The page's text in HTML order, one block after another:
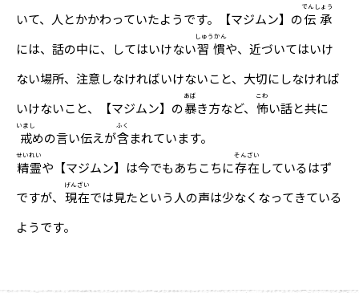
いて、人とかかわっていたようです。【マジムン】の伝承
でんしょう
には、話の中に、してはいけない習慣
しゅうかん
や、近づいてはいけ
ない場所、注意しなければいけないこと、大切にしなければ
いけないこと、【マジムン】の暴
あば
き方など、 怖
こわ
い話と共に
戒
いまし
めの言い伝えが含
ふく
まれています。
精霊
せいれい
や【マジムン】は今でもあちこちに存在
そんざい
しているはず
ですが、 現在
げんざい
では見たという人の声は少なくなってきている
ようです。